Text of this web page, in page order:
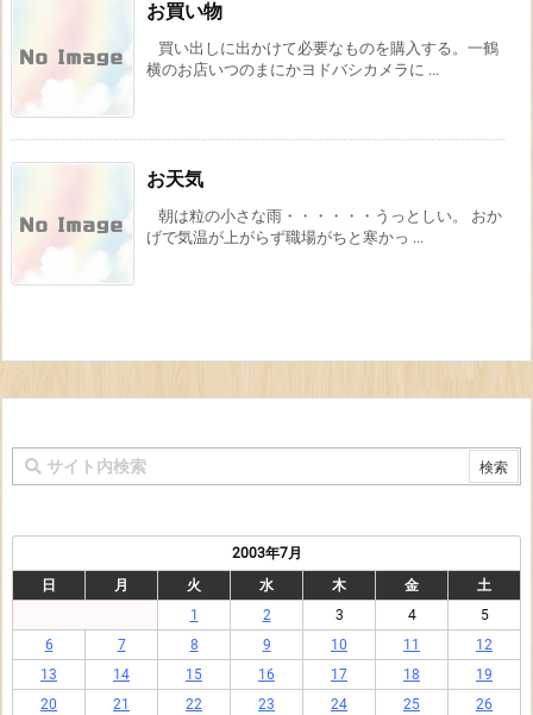
お買い物
買い出しに出かけて必要なものを購入する。一鶴
横のお店いつのまにかヨドバシカメラに ...
お天気
朝は粒の小さな雨・・・・・・うっとしい。 おか
げで気温が上がらず職場がちと寒かっ ...
2003年7月
日
月 火 水 木 金
土
1
2 3 4
5
6
7 8 9 10 11
12
13
14 15 16 17 18
19
20
21 22 23 24 25
26